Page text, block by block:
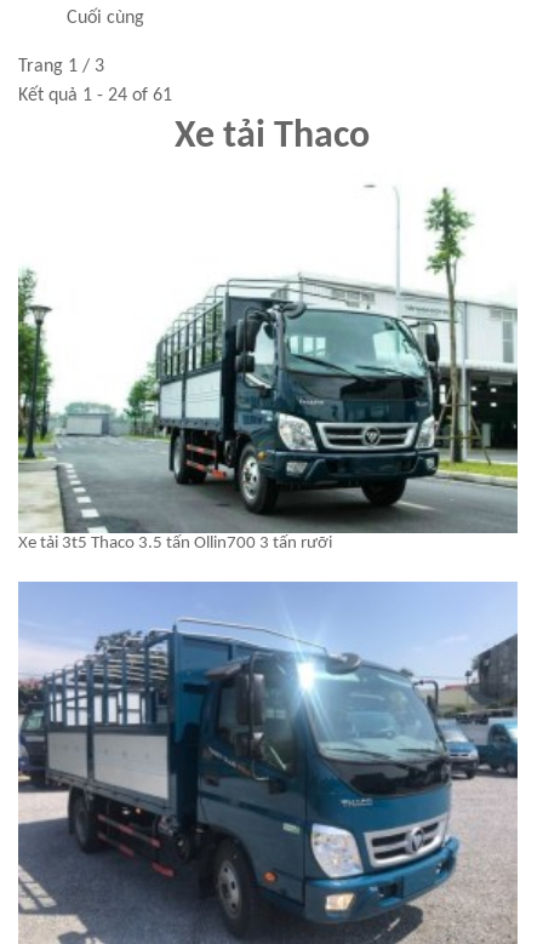
Cuối cùng
Trang 1 / 3
Kết quả 1 - 24 of 61
Xe tải Thaco
Xe tải 3t5 Thaco 3.5 tấn Ollin700 3 tấn rưỡi